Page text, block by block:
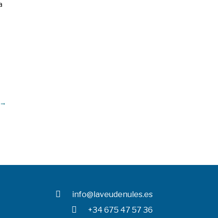
→
 info@laveudenules.es
 +34 675 47 57 36